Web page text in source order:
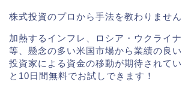
株式投資のプロから手法を教わりません
加熱するインフレ、ロシア・ウクライ
等、懸念の多い米国市場から業績の良
投資家による資金の移動が期待されて
と10日間無料でお試しできます！